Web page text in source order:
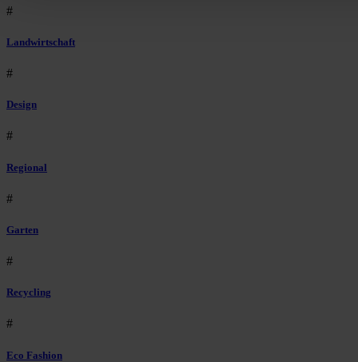
#
Landwirtschaft
#
Design
#
Regional
#
Garten
#
Recycling
#
Eco Fashion